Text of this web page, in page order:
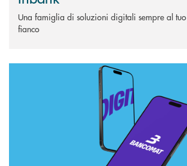
Una famiglia di soluzioni digitali sempre al tuo
fianco
Scopri di più APP Bancomat®